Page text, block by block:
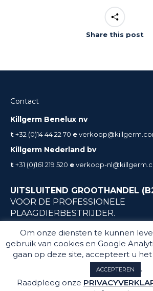
Share this post
Contact
Killgerm Benelux nv
t+32 (0)14 44 22 70 e
Killgerm Nederland bv
t+31 (0)161 219 520 everkoop-
UITSLUITEND GROOTHANDEL
VOOR DE PROFESSIONELE
PLAAGDIERBESTRIJDER.
Geen particuliere verkoop
Om onze diensten te kunnen
gebruik van cookies en Google
gaan op deze site, accepteert u
ACCEPTEREN
.
Raadpleeg onze